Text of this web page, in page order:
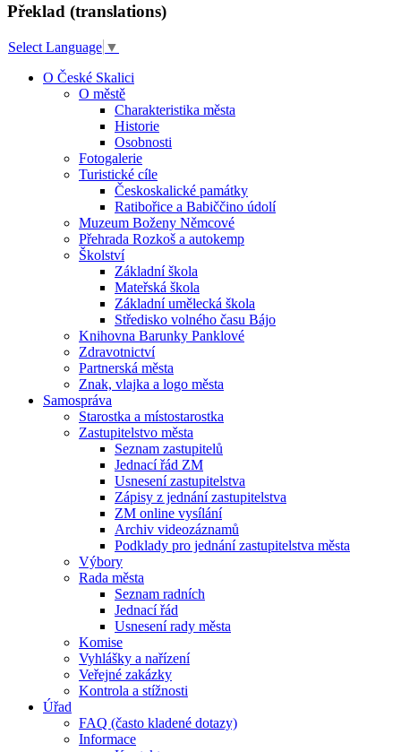
Překlad (translations)
Select Language ▼
O České Skalici
O městě
Charakteristika města
Historie
Osobnosti
Fotogalerie
Turistické cíle
Českoskalické památky
Ratibořice a Babiččino údolí
Muzeum Boženy Němcové
Přehrada Rozkoš a autokemp
Školství
Základní škola
Mateřská škola
Základní umělecká škola
Středisko volného času Bájo
Knihovna Barunky Panklové
Zdravotnictví
Partnerská města
Znak, vlajka a logo města
Samospráva
Starostka a místostarostka
Zastupitelstvo města
Seznam zastupitelů
Jednací řád ZM
Usnesení zastupitelstva
Zápisy z jednání zastupitelstva
ZM online vysílání
Archiv videozáznamů
Podklady pro jednání zastupitelstva města
Výbory
Rada města
Seznam radních
Jednací řád
Usnesení rady města
Komise
Vyhlášky a nařízení
Veřejné zakázky
Kontrola a stížnosti
Úřad
FAQ (často kladené dotazy)
Informace